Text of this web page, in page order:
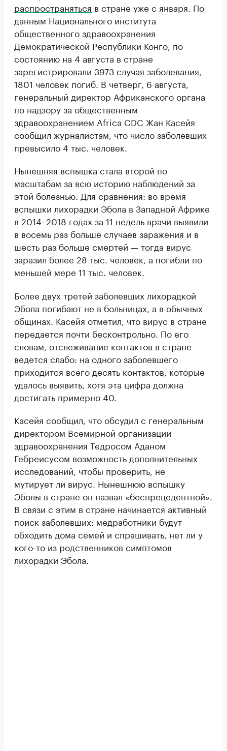
распространяться в стране уже с января. По
данным Национального института
общественного здравоохранения
Демократической Республики Конго, по
состоянию на 4 августа в стране
зарегистрировали 3973 случая заболевания,
1801 человек погиб. В четверг, 6 августа,
генеральный директор Африканского органа
по надзору за общественным
здравоохранением Africa CDC Жан Касейя
сообщил журналистам, что число заболевших
превысило 4 тыс. человек.
Нынешняя вспышка стала второй по
масштабам за всю историю наблюдений за
этой болезнью. Для сравнения: во время
вспышки лихорадки Эбола в Западной Африке
в 2014–2018 годах за 11 недель врачи выявили
в восемь раз больше случаев заражения и в
шесть раз больше смертей — тогда вирус
заразил более 28 тыс. человек, а погибли по
меньшей мере 11 тыс. человек.
Более двух третей заболевших лихорадкой
Эбола погибают не в больницах, а в обычных
общинах. Касейя отметил, что вирус в стране
передается почти бесконтрольно. По его
словам, отслеживание контактов в стране
ведется слабо: на одного заболевшего
приходится всего десять контактов, которые
удалось выявить, хотя эта цифра должна
достигать примерно 40.
Касейя сообщил, что обсудил с генеральным
директором Всемирной организации
здравоохранения Тедросом Аданом
Гебреисусом возможность дополнительных
исследований, чтобы проверить, не
мутирует ли вирус. Нынешнюю вспышку
Эболы в стране он назвал «беспрецедентной».
В связи с этим в стране начинается активный
поиск заболевших: медработники будут
обходить дома семей и спрашивать, нет ли у
кого-то из родственников симптомов
лихорадки Эбола.